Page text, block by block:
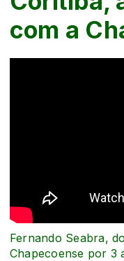
com a
Fernando Seabra,
Chapecoense por 3